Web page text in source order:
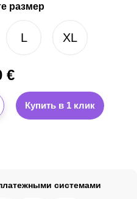
размер
L XL
€
Купить в 1 клик
системами